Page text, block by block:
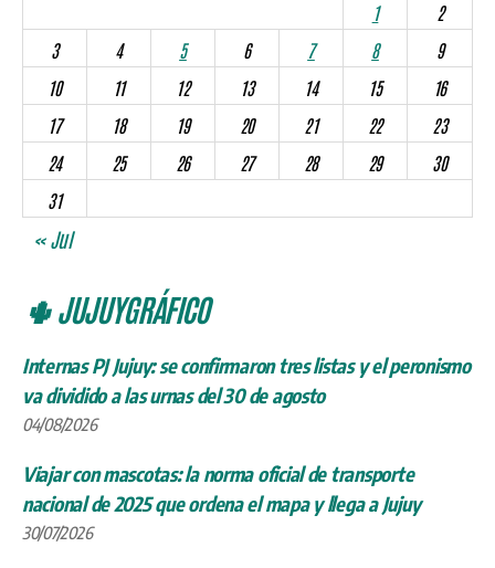
1
2
3
4 5 6 7 8
9
10
11 12 13 14 15
16
17
18 19 20 21 22
23
24
25 26 27 28 29
30
31
« Jul
🌵 JUJUYGRÁFICO
Internas PJ Jujuy: se confirmaron tres listas y el peronismo
va dividido a las urnas del 30 de agosto
04/08/2026
Viajar con mascotas: la norma oficial de transporte
nacional de 2025 que ordena el mapa y llega a Jujuy
30/07/2026